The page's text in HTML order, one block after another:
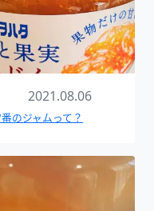
2021.08.06
のジャムって？